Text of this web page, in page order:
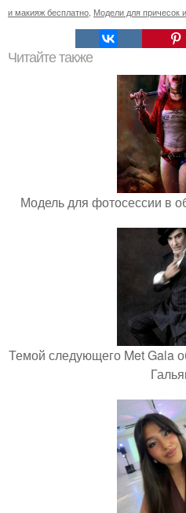
и макияж бесплатно Модели для причесок
Читайте также
Модель для фотосессии в
Темой следующего Met Gala